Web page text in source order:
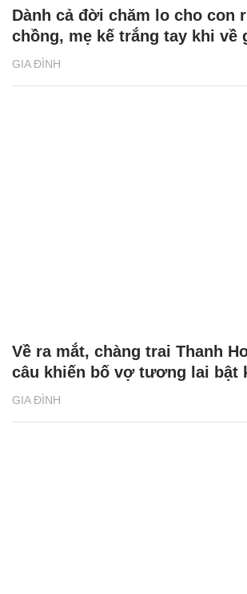
GIA ĐÌNH
Dành cả đời chăm lo cho con
chồng, mẹ kế trắng tay khi về
GIA ĐÌNH
Về ra mắt, chàng trai Thanh
câu khiến bố vợ tương lai bật